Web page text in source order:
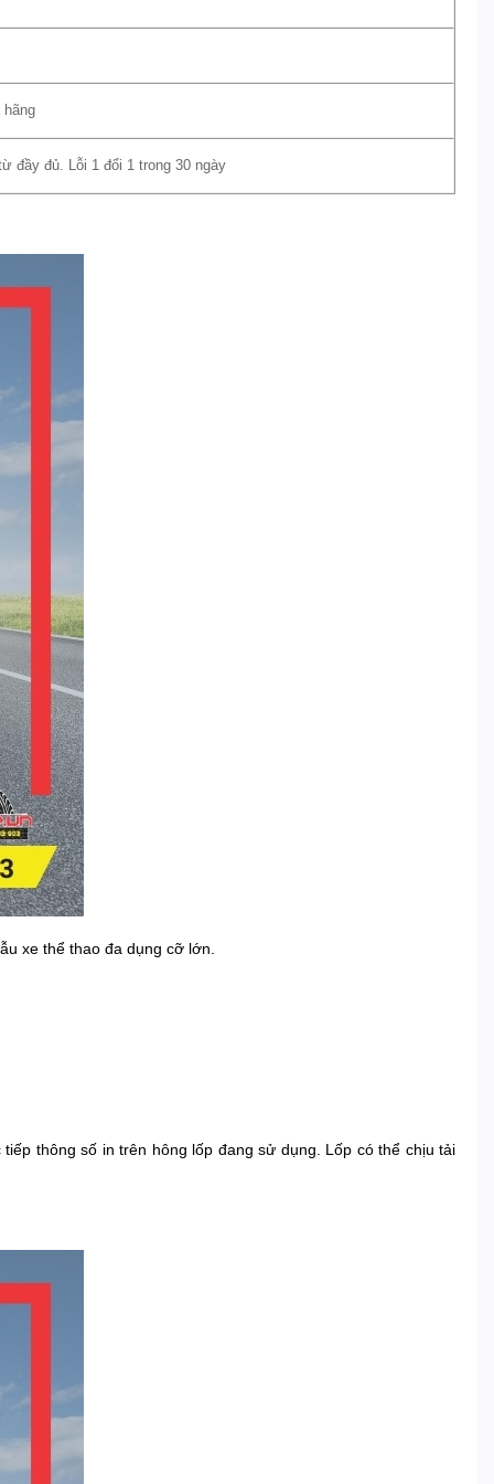
đầy đủ. Lỗi 1 đổi 1 trong 30 ngày
xe thể thao đa dụng cỡ lớn.
thông số in trên hông lốp đang sử dụng. Lốp có thể chịu tải